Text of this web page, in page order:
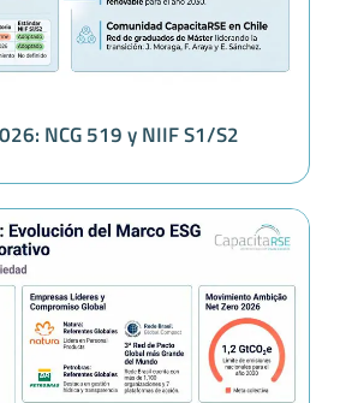
NCG 519 y NIIF S1/S2